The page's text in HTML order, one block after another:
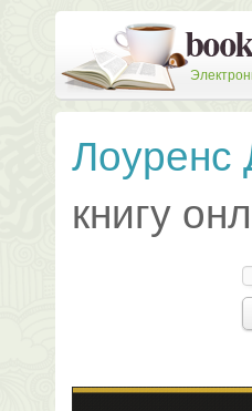
Лоуренс
книгу